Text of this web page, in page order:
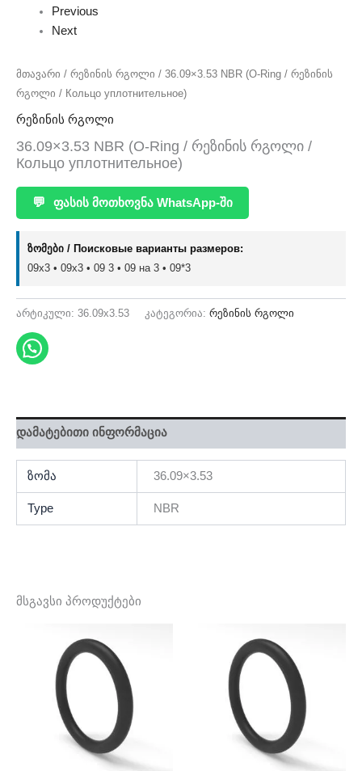
Previous
Next
მთავარი / რეზინის რგოლი / 36.09×3.53 NBR (O-Ring / რეზინის
რგოლი / Кольцо уплотнительное)
რეზინის რგოლი
36.09×3.53 NBR (O-Ring / რეზინის რგოლი /
Кольцо уплотнительное)
💬 ფასის მოთხოვნა WhatsApp-ში
ზომები / Поисковые варианты размеров:
09x3 • 09х3 • 09 3 • 09 на 3 • 09*3
არტიკული: 36.09x3.53 კატეგორია: რეზინის რგოლი
დამატებითი ინფორმაცია
ზომა 36.09×3.53
Type NBR
მსგავსი პროდუქტები